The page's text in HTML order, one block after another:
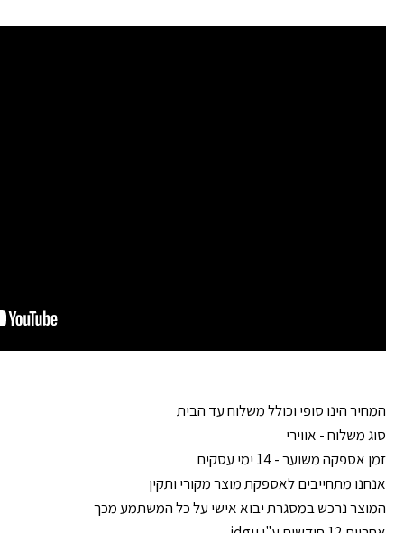
המחיר הינו סופי וכולל משלוח עד הבית
סוג משלוח - אווירי
זמן אספקה משוער - 14 ימי עסקים
אנחנו מתחייבים לאספקת מוצר מקורי ותקין
המוצר נרכש במסגרת יבוא אישי על כל המשתמע מכך